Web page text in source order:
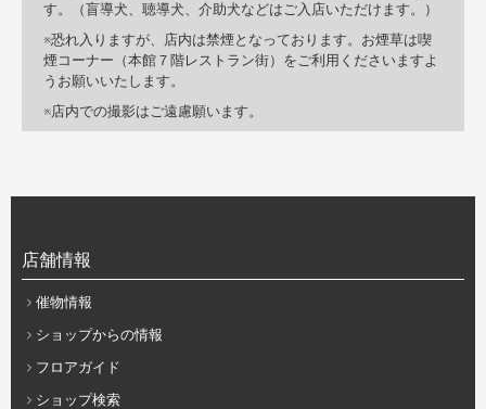
す。（盲導犬、聴導犬、介助犬などはご入店いただけます。）
恐れ入りますが、店内は禁煙となっております。お煙草は喫
煙コーナー（本館７階レストラン街）をご利用くださいますよ
うお願いいたします。
店内での撮影はご遠慮願います。
店舗情報
催物情報
ショップからの情報
フロアガイド
ショップ検索